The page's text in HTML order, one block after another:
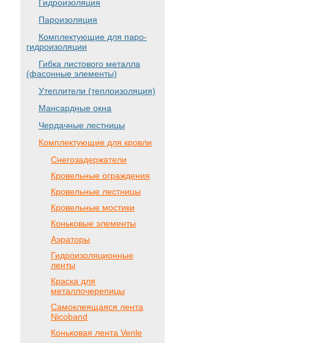
Гидроизоляция
Пароизоляция
Комплектующие для паро-
гидроизоляции
Гибка листового металла
(фасонные элементы)
Утеплители (теплоизоляция)
Мансардные окна
Чердачные лестницы
Комплектующие для кровли
Снегозадержатели
Кровельные ограждения
Кровельные лестницы
Кровельные мостики
Коньковые элементы
Аэраторы
Гидроизоляционные
ленты
Краска для
металлочерепицы
Самоклеящаяся лента
Nicoband
Коньковая лента Venle